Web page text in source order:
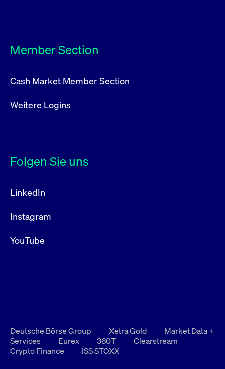
Member Section
Cash Market Member Section
Weitere Logins
Folgen Sie uns
LinkedIn
Instagram
YouTube
Deutsche Börse Group Xetra Gold
Market Data +
Services
Eurex 360T
Clearstream
Crypto Finance
ISS STOXX